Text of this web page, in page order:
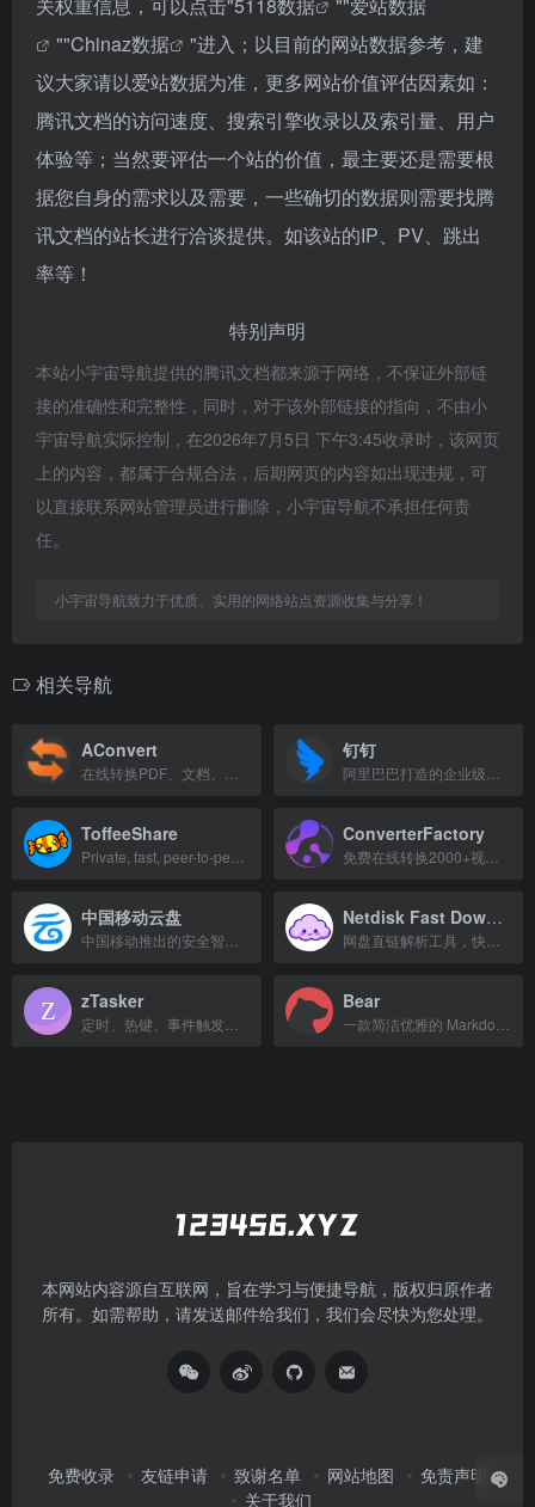
""Chinaz数据
"进入；以目前的网站数据参考，建
议大家请以爱站数据为准，更多网站价值评估因素如：
腾讯文档的访问速度、搜索引擎收录以及索引量、用户
体验等；当然要评估一个站的价值，最主要还是需要根
据您自身的需求以及需要，一些确切的数据则需要找腾
讯文档的站长进行洽谈提供。如该站的IP、PV、跳出
率等！
特别声明
本站小宇宙导航提供的腾讯文档都来源于网络，不保证外部链
接的准确性和完整性，同时，对于该外部链接的指向，不由小
宇宙导航实际控制，在2026年7月5日 下午3:45收录时，该网页
上的内容，都属于合规合法，后期网页的内容如出现违规，可
以直接联系网站管理员进行删除，小宇宙导航不承担任何责
任。
小宇宙导航致力于优质、实用的网络站点资源收集与分享！
相关导航
AConvert 钉钉
ToffeeShare ConverterFactory
中国移动云盘 Netdisk Fast Download
zTasker Bear
本网站内容源自互联网，旨在学习与便捷导航，版权归原作者
所有。如需帮助，请发送邮件给我们，我们会尽快为您处理。
免费收录 友链申请 致谢名单 网站地图
免责声明
关于我们